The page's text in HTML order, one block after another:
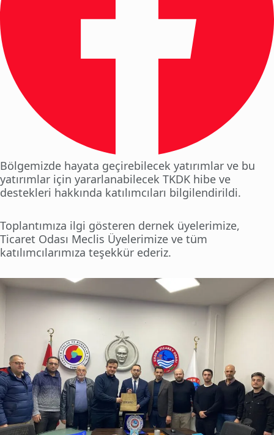
Bölgemizde hayata geçirebilecek yatırımlar ve bu
yatırımlar için yararlanabilecek TKDK hibe ve
destekleri hakkında katılımcıları bilgilendirildi.
Toplantımıza ilgi gösteren dernek üyelerimize,
Ticaret Odası Meclis Üyelerimize ve tüm
katılımcılarımıza teşekkür ederiz.